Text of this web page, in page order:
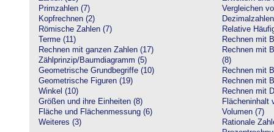
Primzahlen (7)
Kopfrechnen (2)
Römische Zahlen (7)
Terme (11)
Rechnen mit ganzen Zahlen (17)
Zählprinzip/Baumdiagramm (5)
Geometrische Grundbegriffe (10)
Geometrische Figuren (19)
Winkel (10)
Größen und ihre Einheiten (8)
Fläche und Flächenmessung (6)
Weiteres (3)
Vergleichen
Relative
Rechnen mit
Rechnen mit
(8)
Rechnen mit
Rechnen mit
Rechnen mit
Flächeninhalt
Volumen (7)
Rationale